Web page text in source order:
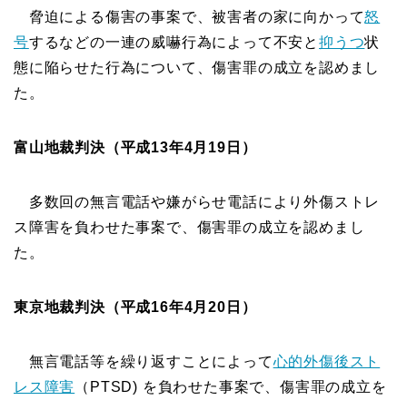
脅迫による傷害の事案で、被害者の家に向かって怒
号するなどの一連の威嚇行為によって不安と抑うつ状
態に陥らせた行為について、傷害罪の成立を認めまし
た。
富山地裁判決（平成13年4月19日）
多数回の無言電話や嫌がらせ電話により外傷ストレ
ス障害を負わせた事案で、傷害罪の成立を認めまし
た。
東京地裁判決（平成16年4月20日）
無言電話等を繰り返すことによって心的外傷後スト
レス障害 （PTSD) を負わせた事案で、傷害罪の成立を